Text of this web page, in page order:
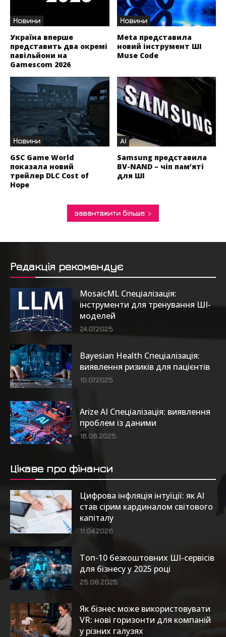
Новини
Україна вперше
представить два окремі
павільйони на
Gamescom 2026
Новини
Meta представила
новий інструмент ШІ
Muse Code
Новини
GSC Game World
показала новий
трейлер DLC Cost of
Hope
AI
Samsung представила
BV-NAND – чіп пам’яті
для ШІ
завантажити більше
Редакція рекомендує
MosaicML Спеціалізація:
інструменти для тренування ШІ-
моделей
24.07.2025
Bayesian Health Спеціалізація:
виявлення ризиків для пацієнтів
10.07.2025
Arize AI Спеціалізація: виявлення
проблем із даними
16.06.2025
Цікаве про фінанси
Цифрова інфляція інтуїції: як AI
став сірим кардиналом світового
капіталу
11.04.2026
Топ-10 безкоштовних ШІ-сервісів
для бізнесу у 2025 році
25.08.2025
Як бізнес може використовувати
VR: нові горизонти для компаній
у різних галузях